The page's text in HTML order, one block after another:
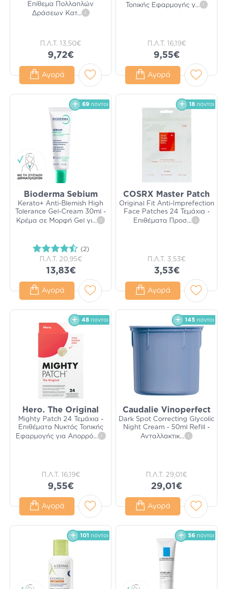
Επίθεμα Πολλαπλών
Δράσεων Κατ... i
Π.Λ.Τ. 13,50€
9,72€
Αγορά
Τοπικής Εφαρμογής γ... i
Π.Λ.Τ. 16,19€
9,55€
Αγορά
69 πόντοι
Bioderma Sebium
Kerato+ Anti-Blemish High
Tolerance Gel-Cream 30ml -
Κρέμα σε Μορφή Gel γι... i
(2)
Π.Λ.Τ. 20,95€
13,83€
Αγορά
18 πόντοι
COSRX Master Patch
Original Fit Anti-Imprefection
Face Patches 24 Τεμάχια -
Επιθέματα Προσ... i
Π.Λ.Τ. 3,53€
3,53€
Αγορά
48 πόντοι
Hero. The Original
Mighty Patch 24 Τεμάχια -
Επιθέματα Νυκτός Τοπικής
Εφαρμογής για Απορρό... i
Π.Λ.Τ. 16,19€
9,55€
Αγορά
145 πόντοι
Caudalie Vinoperfect
Dark Spot Correcting Glycolic
Night Cream - 50ml Refill -
Ανταλλακτικ... i
Π.Λ.Τ. 29,01€
29,01€
Αγορά
101 πόντοι 56 πόντοι